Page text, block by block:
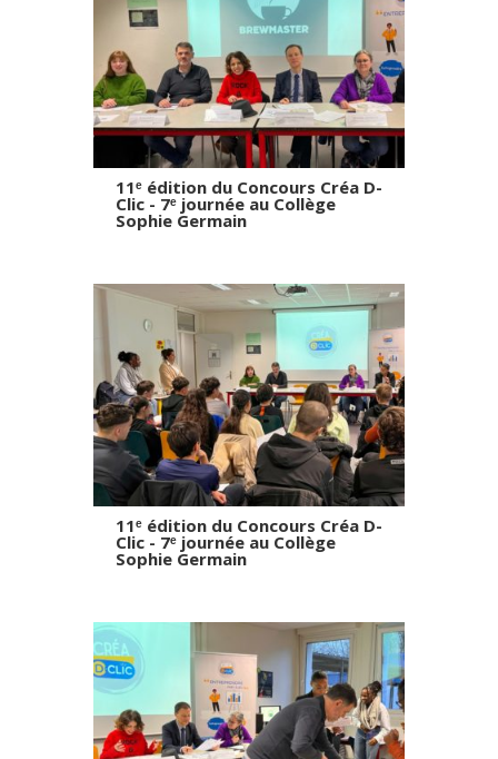
11ᵉ édition du Concours Créa D-
Clic - 7ᵉ journée au Collège
Sophie Germain
11ᵉ édition du Concours Créa D-
Clic - 7ᵉ journée au Collège
Sophie Germain